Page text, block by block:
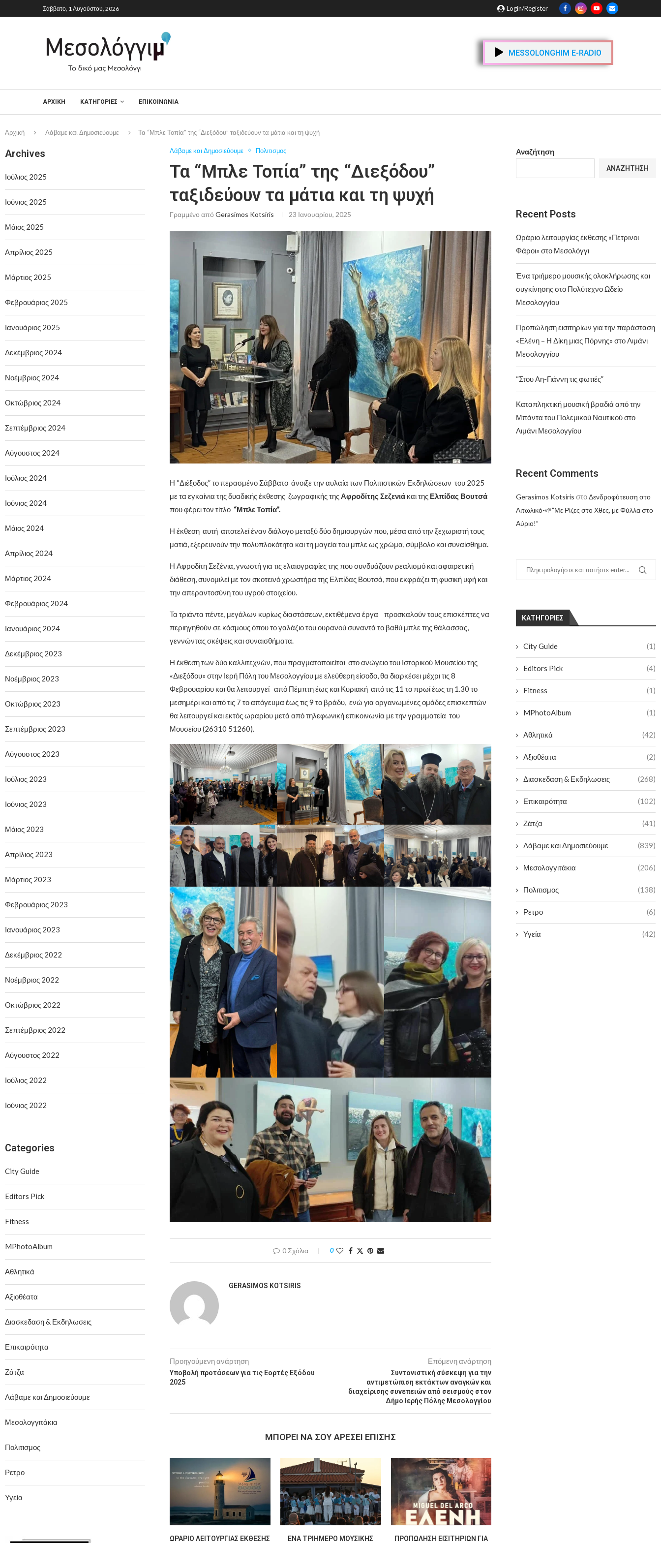
Σάββατο, 1 Αυγούστου, 2026 Login/Register
MESSOLONGHIM E-RADIO
ΑΡΧΙΚΉ ΚΑΤΗΓΟΡΙΕΣ ΕΠΙΚΟΙΝΩΝΙΑ
Αρχική Λάβαμε και Δημοσιεύουμε Τα “Μπλε Τοπία” της “Διεξόδου” ταξιδεύουν τα μάτια και τη ψυχή
Λάβαμε και Δημοσιεύουμε Πολιτισμος
Τα “Μπλε Τοπία” της “Διεξόδου”
ταξιδεύουν τα μάτια και τη ψυχή
Γραμμένο από Gerasimos Kotsiris 23 Ιανουαρίου, 2025
Η “Διέξοδος” το περασμένο Σάββατο άνοιξε την αυλαία των Πολιτιστικών Εκδηλώσεων του 2025
με τα εγκαίνια της δυαδικής έκθεσης ζωγραφικής τηςΑφροδίτης Σεζενιάκαι της Ελπίδας Βουτσά
που φέρει τον τίτλο “Μπλε Τοπία”.
Η έκθεση αυτή αποτελεί έναν διάλογο μεταξύ δύο δημιουργών που, μέσα από την ξεχωριστή τους
ματιά, εξερευνούν την πολυπλοκότητα και τη μαγεία του μπλε ως χρώμα, σύμβολο και συναίσθημα.
Η Αφροδίτη Σεζένια, γνωστή για τις ελαιογραφίες της που συνδυάζουν ρεαλισμό και αφαιρετική
διάθεση, συνομιλεί με τον σκοτεινό χρωστήρα της Ελπίδας Βουτσά, που εκφράζει τη φυσική υφή και
την απεραντοσύνη του υγρού στοιχείου.
Τα τριάντα πέντε, μεγάλων κυρίως διαστάσεων, εκτιθέμενα έργα προσκαλούν τους επισκέπτες να
περιηγηθούν σε κόσμους όπου το γαλάζιο του ουρανού συναντά το βαθύ μπλε της θάλασσας,
γεννώντας σκέψεις και συναισθήματα.
Η έκθεση των δύο καλλιτεχνών, που πραγματοποιείται στο ανώγειο του Ιστορικού Μουσείου της
«Διεξόδου» στην Ιερή Πόλη του Μεσολογγίου με ελεύθερη είσοδο, θα διαρκέσει μέχρι τις 8
Φεβρουαρίου και θα λειτουργεί από Πέμπτη έως και Κυριακή από τις 11 το πρωί έως τη 1.30 το
μεσημέρι και από τις 7 το απόγευμα έως τις 9 το βράδυ, ενώ για οργανωμένες ομάδες επισκεπτών
θα λειτουργεί και εκτός ωραρίου μετά από τηλεφωνική επικοινωνία με την γραμματεία του
Μουσείου (26310 51260).
0 Σχόλια 0
GERASIMOS KOTSIRIS
Προηγούμενη ανάρτηση
Υποβολή προτάσεων για τις Εορτές Εξόδου
2025
Επόμενη ανάρτηση
Συντονιστική σύσκεψη για την
αντιμετώπιση εκτάκτων αναγκών και
διαχείρισης συνεπειών από σεισμούς στον
Δήμο Ιερής Πόλης Μεσολογγίου
MΠΟΡΕΊ ΝΑ ΣΟΥ ΑΡΈΣΕΙ ΕΠΊΣΗΣ
ΩΡΆΡΙΟ ΛΕΙΤΟΥΡΓΊΑΣ ΈΚΘΕΣΗΣ
ΈΝΑ ΤΡΙΉΜΕΡΟ ΜΟΥΣΙΚΉΣ
ΠΡΟΠΏΛΗΣΗ ΕΙΣΙΤΗΡΊΩΝ ΓΙΑ
Αναζήτηση
ΑΝΑΖΉΤΗΣΗ
Recent Posts
Ωράριο λειτουργίας έκθεσης «Πέτρινοι
Φάροι» στο Μεσολόγγι
Ένα τριήμερο μουσικής ολοκλήρωσης και
συγκίνησης στο Πολύτεχνο Ωδείο
Μεσολογγίου
Προπώληση εισιτηρίων για την παράσταση
«Ελένη – Η Δίκη μιας Πόρνης» στο Λιμάνι
Μεσολογγίου
“Στου Αη-Γιάννη τις φωτιές”
Καταπληκτική μουσική βραδιά από την
Μπάντα του Πολεμικού Ναυτικού στο
Λιμάνι Μεσολογγίου
Recent Comments
Gerasimos Kotsiris στοΔενδροφύτευση στο
Αιτωλικό-🌱”Με Ρίζες στο Χθες, με Φύλλα στο
Αύριο!”
KΑΤΗΓΟΡΊΕΣ
City Guide (1)
Editors Pick (4)
Fitness (1)
MPhotoAlbum (1)
Αθλητικά (42)
Αξιοθέατα (2)
Διασκεδαση & Εκδηλωσεις (268)
Επικαιρότητα (102)
Ζάτζα (41)
Λάβαμε και Δημοσιεύουμε (839)
Μεσολογγιτάκια (206)
Πολιτισμος (138)
Ρετρο (6)
Υγεία (42)
Archives
Ιούλιος 2025
Ιούνιος 2025
Μάιος 2025
Απρίλιος 2025
Μάρτιος 2025
Φεβρουάριος 2025
Ιανουάριος 2025
Δεκέμβριος 2024
Νοέμβριος 2024
Οκτώβριος 2024
Σεπτέμβριος 2024
Αύγουστος 2024
Ιούλιος 2024
Ιούνιος 2024
Μάιος 2024
Απρίλιος 2024
Μάρτιος 2024
Φεβρουάριος 2024
Ιανουάριος 2024
Δεκέμβριος 2023
Νοέμβριος 2023
Οκτώβριος 2023
Σεπτέμβριος 2023
Αύγουστος 2023
Ιούλιος 2023
Ιούνιος 2023
Μάιος 2023
Απρίλιος 2023
Μάρτιος 2023
Φεβρουάριος 2023
Ιανουάριος 2023
Δεκέμβριος 2022
Νοέμβριος 2022
Οκτώβριος 2022
Σεπτέμβριος 2022
Αύγουστος 2022
Ιούλιος 2022
Ιούνιος 2022
Categories
City Guide
Editors Pick
Fitness
MPhotoAlbum
Αθλητικά
Αξιοθέατα
Διασκεδαση & Εκδηλωσεις
Επικαιρότητα
Ζάτζα
Λάβαμε και Δημοσιεύουμε
Μεσολογγιτάκια
Πολιτισμος
Ρετρο
Υγεία